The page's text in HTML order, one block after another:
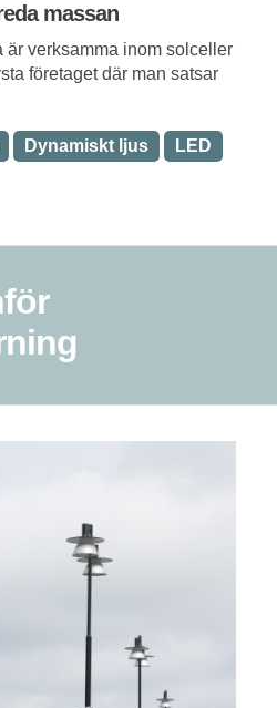
massan
är verksamma inom solceller
företaget där man satsar
Dynamiskt ljus
LED